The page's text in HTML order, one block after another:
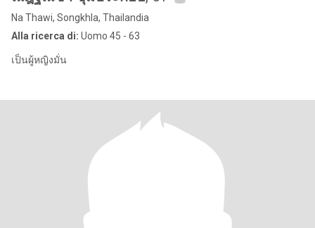
Na Thawi, Songkhla, Thailandia
Alla ricerca di: Uomo 45 - 63
เป็นผู้หญิงมั่น